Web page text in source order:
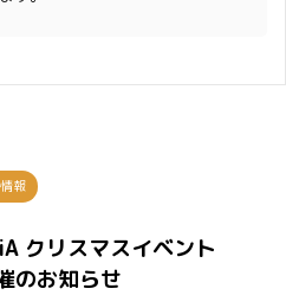
報
クリスマスイベント
のお知らせ